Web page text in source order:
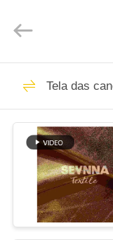
CASA
SHOW
SEVNNA
TEXTILE.
Tela
Tela das